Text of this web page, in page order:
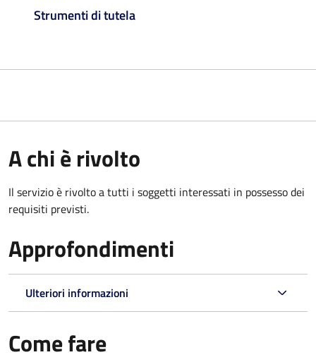
Strumenti di tutela
A chi è rivolto
Il servizio è rivolto a tutti i soggetti interessati in possesso dei
requisiti previsti.
Approfondimenti
Ulteriori informazioni
Come fare